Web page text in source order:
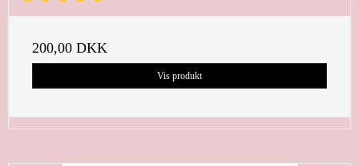
200,00 DKK
Vis produkt